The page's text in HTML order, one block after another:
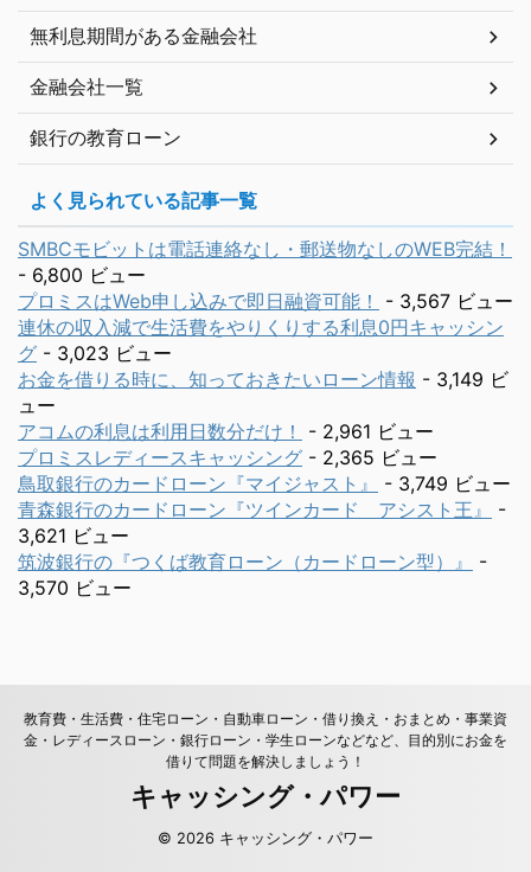
無利息期間がある金融会社
金融会社一覧
銀行の教育ローン
よく見られている記事一覧
SMBCモビットは電話連絡なし・郵送物なしのWEB完結！
- 6,800 ビュー
プロミスはWeb申し込みで即日融資可能！
- 3,567 ビュー
連休の収入減で生活費をやりくりする利息0円キャッシン
グ - 3,023 ビュー
お金を借りる時に、知っておきたいローン情報 - 3,149 ビ
ュー
アコムの利息は利用日数分だけ！
- 2,961 ビュー
プロミスレディースキャッシング - 2,365 ビュー
鳥取銀行のカードローン『マイジャスト』
- 3,749 ビュー
青森銀行のカードローン『ツインカード アシスト王』
-
3,621 ビュー
筑波銀行の『つくば教育ローン（カードローン型）』
-
3,570 ビュー
教育費・生活費・住宅ローン・自動車ローン・借り換え・おまとめ・事業資
金・レディースローン・銀行ローン・学生ローンなどなど、目的別にお金を
借りて問題を解決しましょう！
キャッシング・パワー
© 2026 キャッシング・パワー